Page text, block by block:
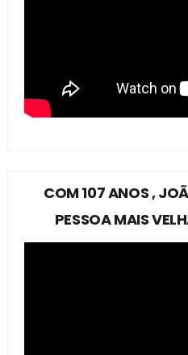
COM 107 ANOS ,
PESSOA MAIS